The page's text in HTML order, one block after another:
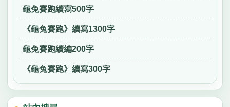
龜兔賽跑續寫500字
《龜兔賽跑》續寫1300字
龜兔賽跑續編200字
《龜兔賽跑》續寫300字